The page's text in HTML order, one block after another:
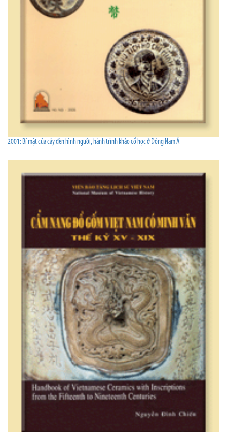
2001: Bí mật của cây đèn hình người, hành trình khảo cổ học ở Ðông Nam Á